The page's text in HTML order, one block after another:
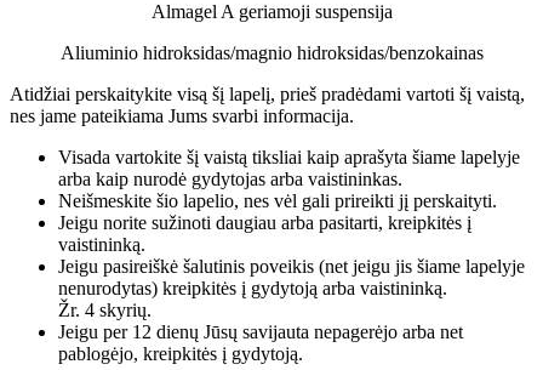
Almagel A geriamoji suspensija
Aliuminio hidroksidas/magnio hidroksidas/benzokainas
Atidžiai perskaitykite visą šį lapelį, prieš pradėdami vartoti šį vaistą,
nes jame pateikiama Jums svarbi informacija.
Visada vartokite šį vaistą tiksliai kaip aprašyta šiame lapelyje
arba kaip nurodė gydytojas arba vaistininkas.
Neišmeskite šio lapelio, nes vėl gali prireikti jį perskaityti.
Jeigu norite sužinoti daugiau arba pasitarti, kreipkitės į
vaistininką.
Jeigu pasireiškė šalutinis poveikis (net jeigu jis šiame lapelyje
nenurodytas) kreipkitės į gydytoją arba vaistininką.
Žr. 4 skyrių.
Jeigu per 12 dienų Jūsų savijauta nepagerėjo arba net
pablogėjo, kreipkitės į gydytoją.